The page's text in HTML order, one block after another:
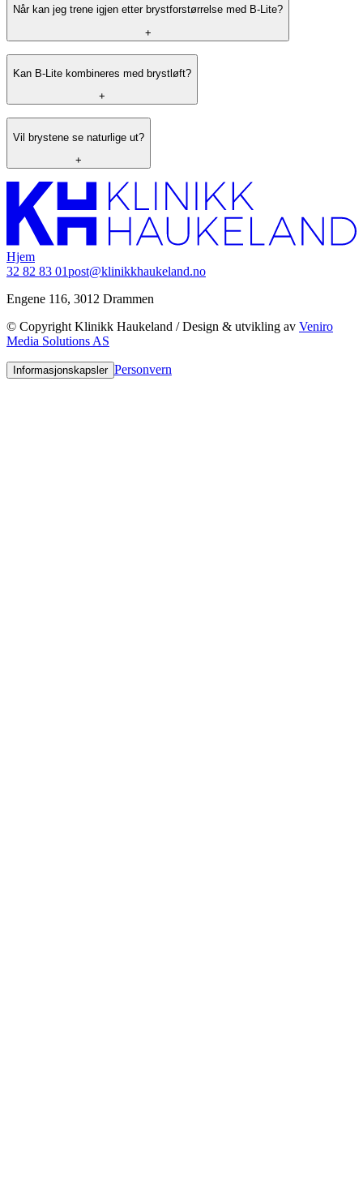
Når kan jeg trene igjen etter brystforstørrelse med B-Lite?
+
Kan B-Lite kombineres med brystløft?
+
Vil brystene se naturlige ut?
+
Hjem
32 82 83 01post@klinikkhaukeland.no
Engene 116, 3012 Drammen
© Copyright Klinikk Haukeland / Design & utvikling av Veniro
Media Solutions AS
Informasjonskapsler Personvern